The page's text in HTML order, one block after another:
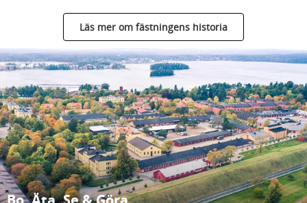
Läs mer om fästningens historia